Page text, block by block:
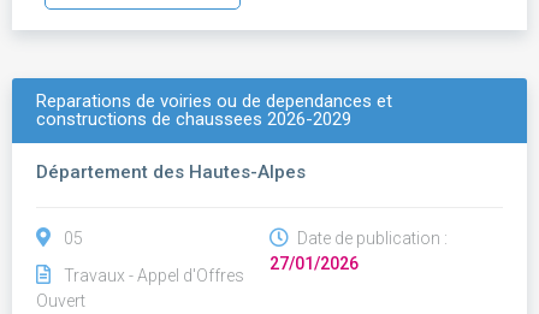
Reparations de voiries ou de dependances et
constructions de chaussees 2026-2029
Département des Hautes-Alpes
05
Travaux - Appel d'Offres
Ouvert
Date de publication :
27/01/2026